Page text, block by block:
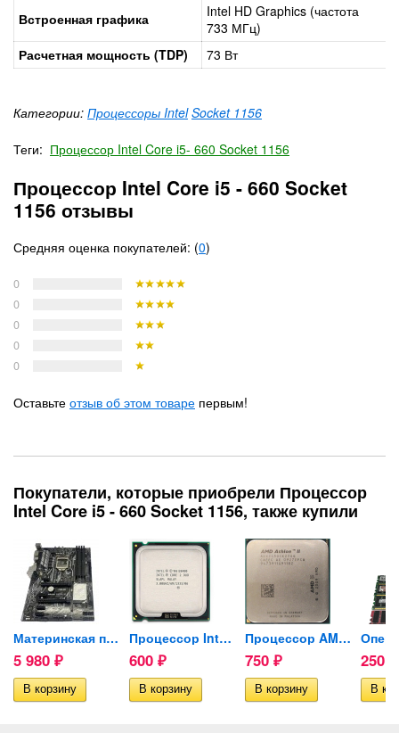
Встроенная графика
Intel HD Graphics (частота
733 МГц)
Расчетная мощность (TDP)
73 Вт
Категории: Процессоры Intel Socket 1156
Теги: Процессор Intel Core i5- 660 Socket 1156
Процессор Intel Core i5 - 660 Socket
1156 отзывы
Средняя оценка покупателей: (0)
0
0
0
0
0
Оставьте отзыв об этом товаре первым!
Покупатели, которые приобрели Процессор
Intel Core i5 - 660 Socket 1156, также купили
Материнская плата ASUS...
5 980 ₽
Процессор Intel Core 2 Duo...
600 ₽
Процессор AMD Athlon II X2...
750 ₽ 250